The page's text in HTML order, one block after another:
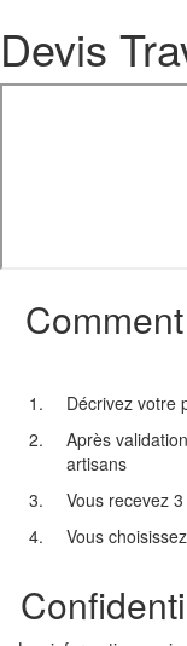
Devis
Décrivez votre
Après
artisans
Vous recevez
Vous